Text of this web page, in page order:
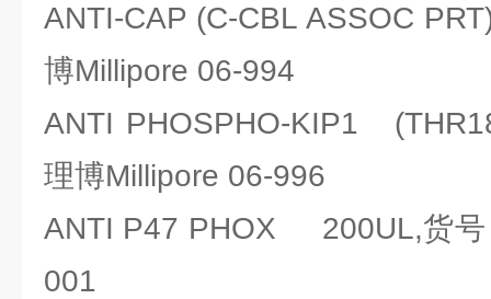
ANTI-CAP (C-CBL ASSOC
博Millipore 06-994
ANTI PHOSPHO-KIP1
理博Millipore 06-996
ANTI P47 PHOX 200UL,货号
001